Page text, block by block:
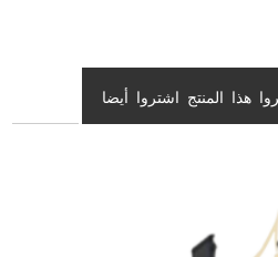
هذا المنتج اشتروا أيضا